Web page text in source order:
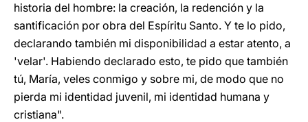
historia del hombre: la creación, la redención y la
santificación por obra del Espíritu Santo. Y te lo pido,
declarando también mi disponibilidad a estar atento, a
'velar'. Habiendo declarado esto, te pido que también
tú, María, veles conmigo y sobre mi, de modo que no
pierda mi identidad juvenil, mi identidad humana y
cristiana".